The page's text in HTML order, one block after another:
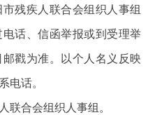
残疾人联合会组织人事组
话、信函举报或到受理举
戳为准。以个人名义反映
电话。
联合会组织人事组。